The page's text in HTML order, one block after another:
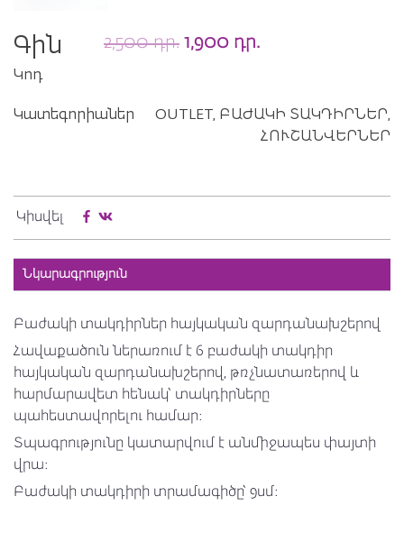
2,500դր. 1,900 դր.
Գին
Կոդ
Կատեգորիաներ OUTLET, ԲԱԺԱԿԻ ՏԱԿԴԻՐՆԵՐ,
ՀՈՒՇԱՆՎԵՐՆԵՐ
Կիսվել
Նկարագրություն
Բաժակի տակդիրներ հայկական զարդանախշերով
Հավաքածուն ներառում է 6 բաժակի տակդիր
հայկական զարդանախշերով, թռչնատառերով և
հարմարավետ հենակ՝ տակդիրները
պահեստավորելու համար։
Տպագրությունը կատարվում է անմիջապես փայտի
վրա։
Բաժակի տակդիրի տրամագիծը՝ 9սմ։